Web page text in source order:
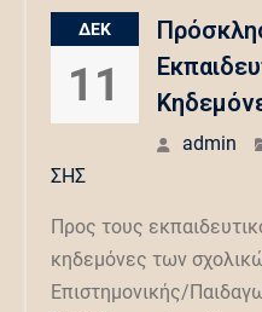
ΔΕΚ
11
admin
ΣΗΣ
Προς τους
κηδεμόνες των
Επιστημονικής/